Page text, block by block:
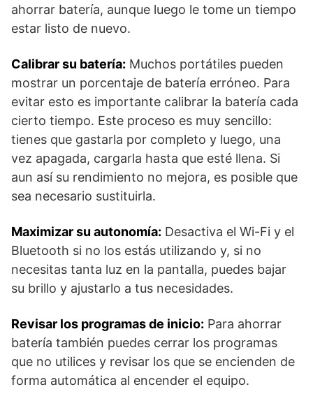
ahorrar batería, aunque luego le tome un tiempo
estar listo de nuevo.
Calibrar su batería: Muchos portátiles pueden
mostrar un porcentaje de batería erróneo. Para
evitar esto es importante calibrar la batería cada
cierto tiempo. Este proceso es muy sencillo:
tienes que gastarla por completo y luego, una
vez apagada, cargarla hasta que esté llena. Si
aun así su rendimiento no mejora, es posible que
sea necesario sustituirla.
Maximizar su autonomía: Desactiva el Wi-Fi y el
Bluetooth si no los estás utilizando y, si no
necesitas tanta luz en la pantalla, puedes bajar
su brillo y ajustarlo a tus necesidades.
Revisar los programas de inicio: Para ahorrar
batería también puedes cerrar los programas
que no utilices y revisar los que se encienden de
forma automática al encender el equipo.